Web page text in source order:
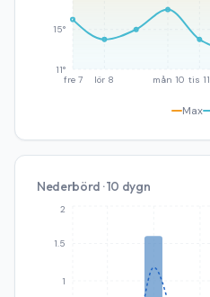
fre 7 lör 8 mån 10 tis 11
11°
15°
Max
Nederbörd · 10 dygn
1
1.5
2